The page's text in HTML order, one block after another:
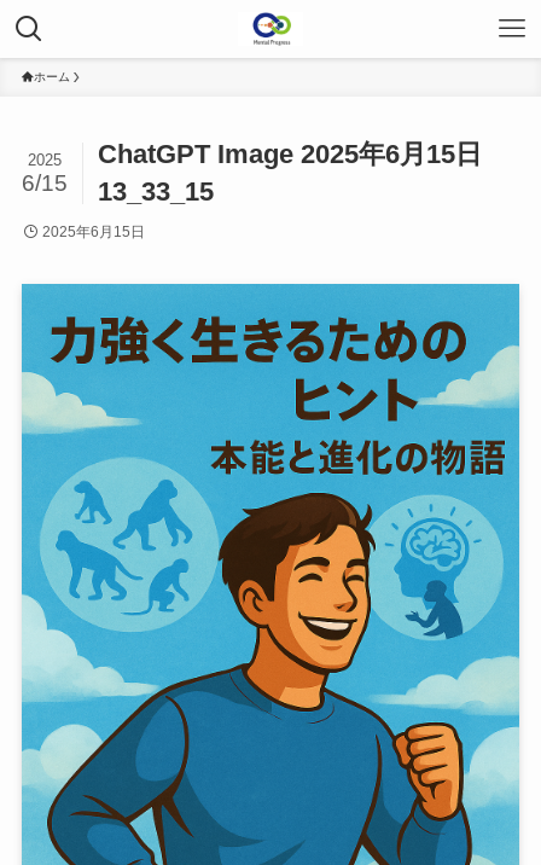
ホーム
ChatGPT Image 2025年6月15日
13_33_15
2025
6/15
2025年6月15日